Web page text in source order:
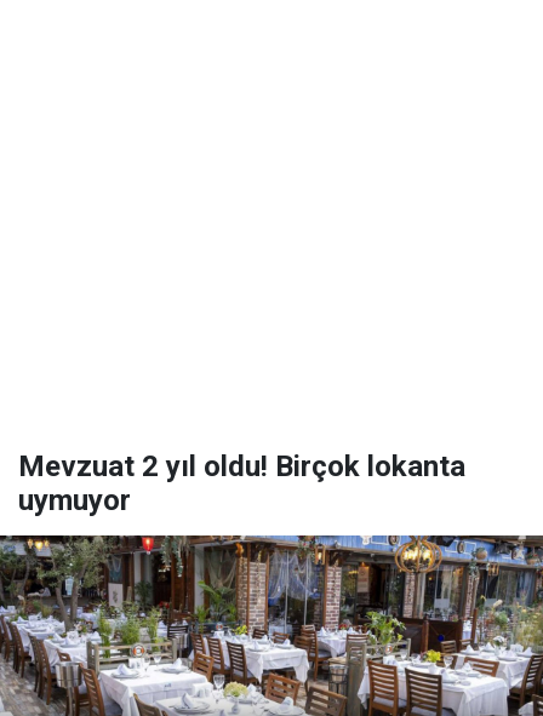
Mevzuat 2 yıl oldu! Birçok lokanta
uymuyor